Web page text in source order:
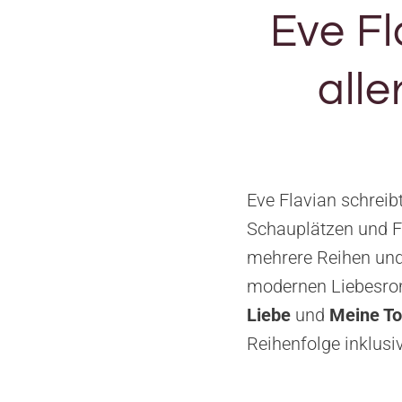
Eve
Eve Flavian
Schauplätzen und
mehrere Reihen
modernen
Liebe und Meine
Reihenfolge